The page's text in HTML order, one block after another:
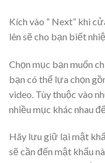
Kích vào “ Next” khi
lên sẽ cho bạn biết
Chọn mục bạn muốn
bạn có thể lựa chọn
video. Tùy thuộc vào
nhiều mục khác nhau
Hãy lưu giữ lại mật
sẽ cần đến mật khẩu